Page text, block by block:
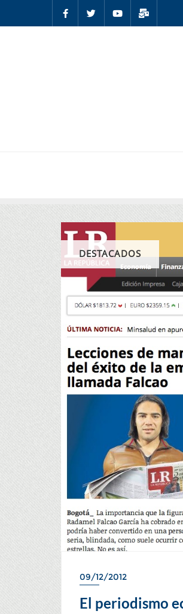
DESTACADOS
09/12/2012
El periodismo